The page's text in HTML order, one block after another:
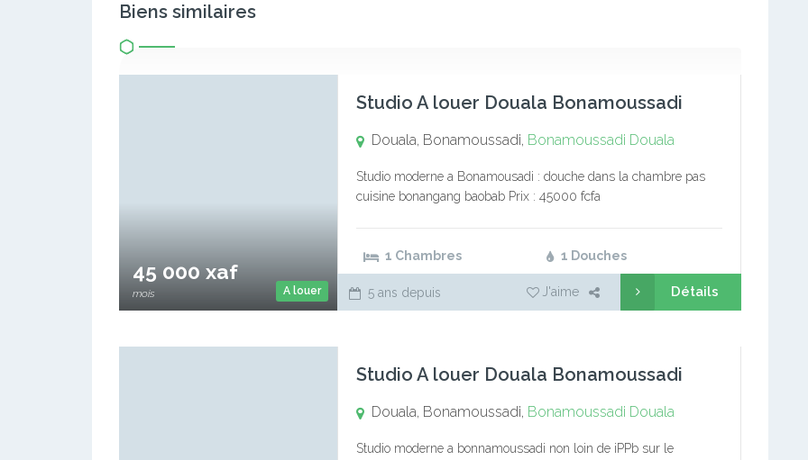
Biens similaires
A louer
45 000 xaf
mois
Studio A louer Douala Bonamoussadi
Douala, Bonamoussadi, Bonamoussadi Douala
Studio moderne a Bonamousadi : douche dans la chambre pas
cuisine bonangang baobab Prix : 45000 fcfa
1 Chambres 1 Douches
5 ans depuis J'aime Détails
Studio A louer Douala Bonamoussadi
Douala, Bonamoussadi, Bonamoussadi Douala
Studio moderne a bonnamoussadi non loin de iPPb sur le